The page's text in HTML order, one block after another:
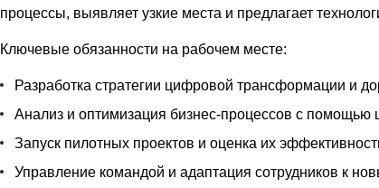
процессы, выявляет узкие места и предлагает
Ключевые обязанности на рабочем месте:
Разработка стратегии цифровой трансформации и
Анализ и оптимизация бизнес-процессов с помощью
Запуск пилотных проектов и оценка их
Управление командой и адаптация сотрудников к